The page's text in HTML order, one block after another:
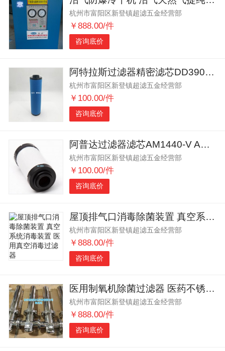
杭州市富阳区新登镇超滤五金经营部
￥888.00/件
咨询底价
阿特拉斯过滤器精密滤芯DD390 PD390 QD390
杭州市富阳区新登镇超滤五金经营部
￥100.00/件
咨询底价
阿普达过滤器滤芯AM1440-V AM1440-A
杭州市富阳区新登镇超滤五金经营部
￥100.00/件
咨询底价
屋顶排气口消毒除菌装置 真空系统消毒装置 医用真空消毒过滤器
杭州市富阳区新登镇超滤五金经营部
￥888.00/件
咨询底价
医用制氧机除菌过滤器 医药不锈钢过滤器 除菌过滤器
杭州市富阳区新登镇超滤五金经营部
￥888.00/件
咨询底价